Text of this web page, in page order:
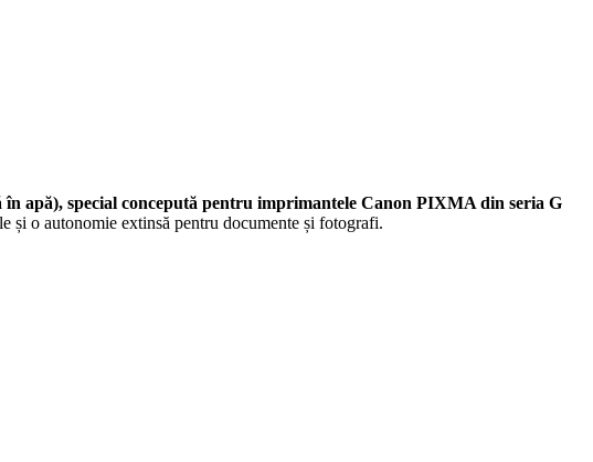
apă), special concepută pentru imprimantele Canon PIXMA din seria G
și o autonomie extinsă pentru documente și fotografi.